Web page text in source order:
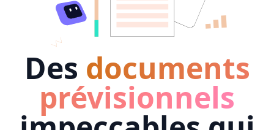
Des documents
prévisionnels